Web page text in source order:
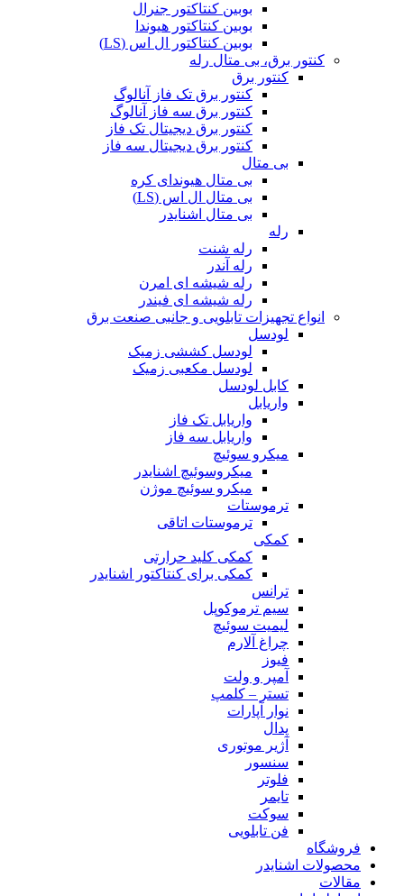
بوبین کنتاکتور جنرال
بوبین کنتاکتور هیوندا
بوبین کنتاکتور ال اس (LS)
کنتور برق، بی متال رله
کنتور برق
کنتور برق تک فاز آنالوگ
کنتور برق سه فاز آنالوگ
کنتور برق دیجیتال تک فاز
کنتور برق دیجیتال سه فاز
بی متال
بی متال هیوندای کره
بی متال ال اس (LS)
بی متال اشنایدر
رله
رله شنت
رله آندر
رله شیشه ای امرن
رله شیشه ای فیندر
انواع تجهیزات تابلویی و جانبی صنعت برق
لودسل
لودسل کششی زمیک
لودسل مکعبی زمیک
کابل لودسل
واریابل
واریابل تک فاز
واریابل سه فاز
میکرو سوئیچ
میکروسوئیچ اشنایدر
میکرو سوئیچ موژن
ترموستات
ترموستات اتاقی
کمکی
کمکی کلید حرارتی
کمکی برای کنتاکتور اشنایدر
ترانس
سیم ترموکوپل
لیمیت سوئیچ
چراغ آلارم
فیوز
آمپر و ولت
تستر – کلمپ
نوار آپارات
پدال
آژیر موتوری
سنسور
فلوتر
تایمر
سوکت
فن تابلویی
فروشگاه
محصولات اشنایدر
مقالات